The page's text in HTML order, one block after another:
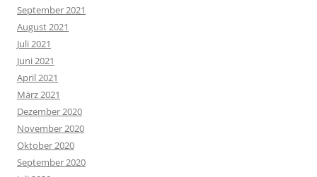
September 2021
August 2021
Juli 2021
Juni 2021
April 2021
März 2021
Dezember 2020
November 2020
Oktober 2020
September 2020